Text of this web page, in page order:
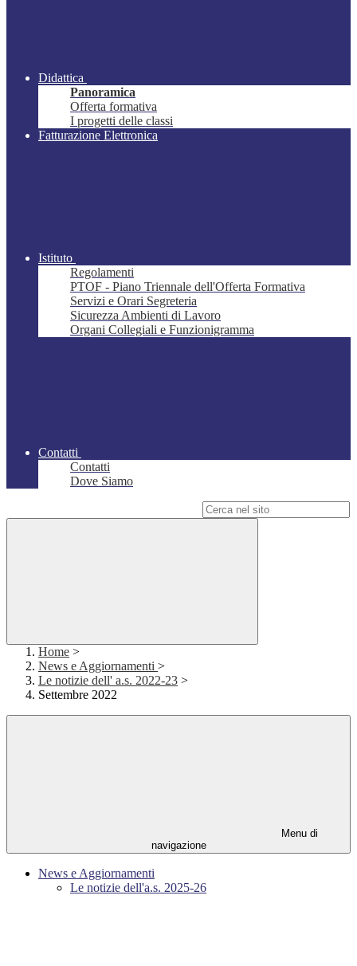
Didattica
Panoramica
Offerta formativa
I progetti delle classi
Fatturazione Elettronica
Istituto
Regolamenti
PTOF - Piano Triennale dell'Offerta Formativa
Servizi e Orari Segreteria
Sicurezza Ambienti di Lavoro
Organi Collegiali e Funzionigramma
Contatti
Contatti
Dove Siamo
Home >
News e Aggiornamenti >
Le notizie dell' a.s. 2022-23 >
Settembre 2022
Menu di
navigazione
News e Aggiornamenti
Le notizie dell'a.s. 2025-26